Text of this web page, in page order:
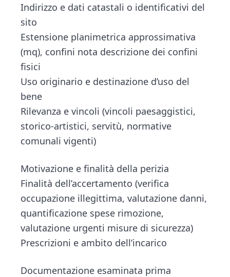
Indirizzo e dati catastali o identificativi del
sito
Estensione planimetrica approssimativa
(mq), confini nota descrizione dei confini
fisici
Uso originario e destinazione d’uso del
bene
Rilevanza e vincoli (vincoli paesaggistici,
storico-artistici, servitù, normative
comunali vigenti)
Motivazione e finalità della perizia
Finalità dell’accertamento (verifica
occupazione illegittima, valutazione danni,
quantificazione spese rimozione,
valutazione urgenti misure di sicurezza)
Prescrizioni e ambito dell’incarico
Documentazione esaminata prima